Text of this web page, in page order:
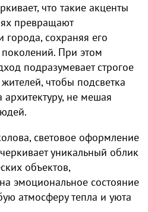
что такие акценты
превращают
города, сохраняя его
При этом
подразумевает строгое
чтобы подсветка
не мешая
световое оформление
уникальный облик
объектов,
эмоциональное состояние
атмосферу тепла и уюта